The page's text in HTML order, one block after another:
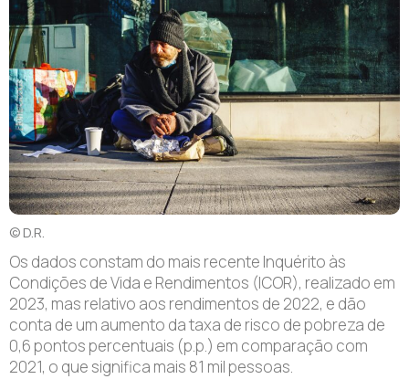
© D.R.
Os dados constam do mais recente Inquérito às
Condições de Vida e Rendimentos (ICOR), realizado em
2023, mas relativo aos rendimentos de 2022, e dão
conta de um aumento da taxa de risco de pobreza de
0,6 pontos percentuais (p.p.) em comparação com
2021, o que significa mais 81 mil pessoas.